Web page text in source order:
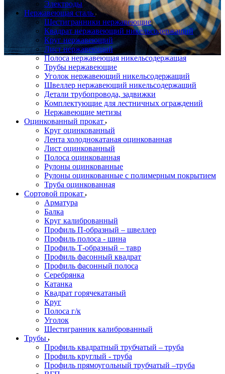
Электроды
Нержавеющая сталь
Шестигранники нержавеющие
Квадрат нержавеющий никельсодержащий
Круг нержавеющий
Лист нержавеющий
Полоса нержавеющая никельсодержащая
Трубы нержавеющие
Уголок нержавеющий никельсодержащий
Швеллер нержавеющий никельсодержащий
Детали трубопровода, задвижки
Комплектующие для лестничных ограждений
Нержавеющие метизы
Оцинкованный прокат
Круг оцинкованный
Лента холоднокатаная оцинкованная
Лист оцинкованный
Полоса оцинкованная
Рулоны оцинкованные
Рулоны оцинкованные с полимерным покрытием
Труба оцинкованная
Сортовой прокат
Арматура
Балка
Круг калиброванный
Профиль П-образный – швеллер
Профиль полоса - шина
Профиль Т-образный – тавр
Профиль фасонный квадрат
Профиль фасонный полоса
Серебрянка
Катанка
Квадрат горячекатаный
Круг
Полоса г/к
Уголок
Шестигранник калиброванный
Трубы
Профиль квадратный трубчатый – труба
Профиль круглый - труба
Профиль прямоугольный трубчатый –труба